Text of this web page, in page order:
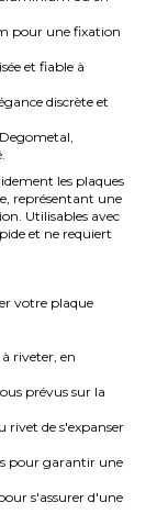
pour une fixation
et fiable à
discrète et
les plaques
représentant une
Utilisables avec
et ne requiert
votre plaque
riveter, en
prévus sur la
rivet de s'expanser
pour garantir une
s'assurer d'une